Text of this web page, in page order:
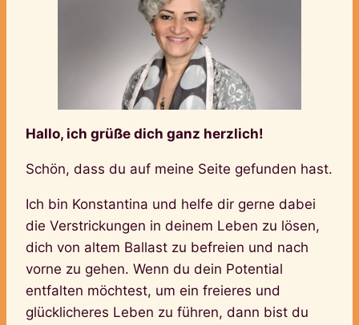
Hallo, ich grüße dich ganz herzlich!
Schön, dass du auf meine Seite gefunden hast.
Ich bin Konstantina und helfe dir gerne dabei
die Verstrickungen in deinem Leben zu lösen,
dich von altem Ballast zu befreien und nach
vorne zu gehen. Wenn du dein Potential
entfalten möchtest, um ein freieres und
glücklicheres Leben zu führen, dann bist du